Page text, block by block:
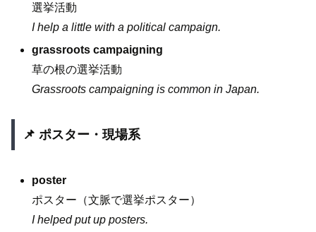
選挙活動
I help a little with a political campaign.
grassroots campaigning
草の根の選挙活動
Grassroots campaigning is common in Japan.
📌 ポスター・現場系
poster
ポスター（文脈で選挙ポスター）
I helped put up posters.